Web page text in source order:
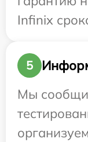
Infinix
5
Мы